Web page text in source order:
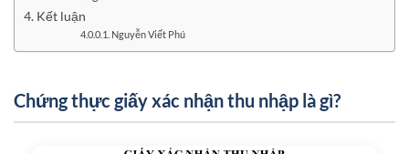
Kết luận
Nguyễn Viết Phú
Chứng thực giấy xác nhận thu nhập là gì?